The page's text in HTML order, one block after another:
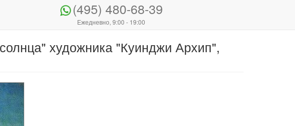
(495) 480-68-39
Ежедневно, 9:00 - 19:00
художника "Куинджи Архип",